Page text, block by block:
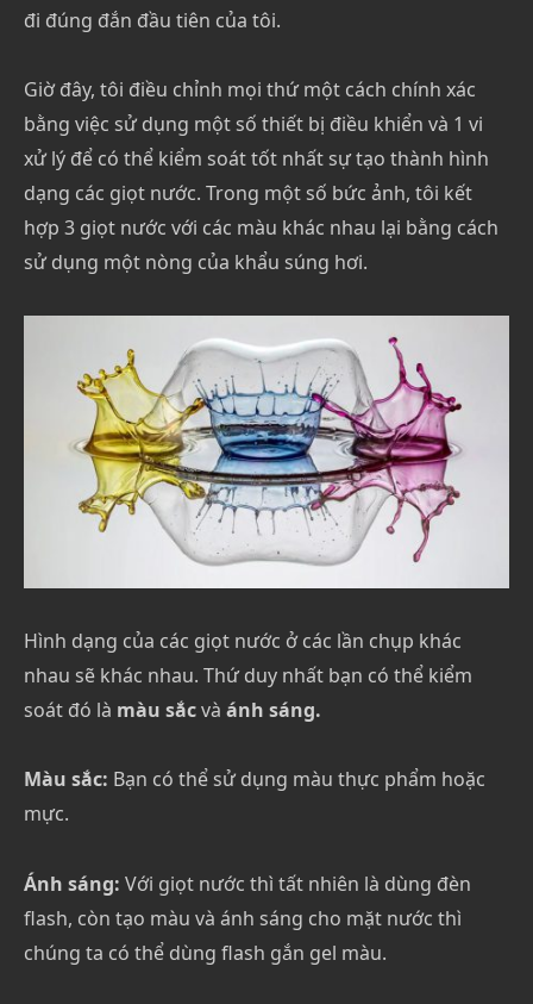
đi đúng đắn đầu tiên của tôi.
Giờ đây, tôi điều chỉnh mọi thứ một cách chính xác
bằng việc sử dụng một số thiết bị điều khiển và 1 vi
xử lý để có thể kiểm soát tốt nhất sự tạo thành hình
dạng các giọt nước. Trong một số bức ảnh, tôi kết
hợp 3 giọt nước với các màu khác nhau lại bằng cách
sử dụng một nòng của khẩu súng hơi.
Hình dạng của các giọt nước ở các lần chụp khác
nhau sẽ khác nhau. Thứ duy nhất bạn có thể kiểm
soát đó là màu sắcvà ánh sáng.
Màu sắc: Bạn có thể sử dụng màu thực phẩm hoặc
mực.
Ánh sáng: Với giọt nước thì tất nhiên là dùng đèn
flash, còn tạo màu và ánh sáng cho mặt nước thì
chúng ta có thể dùng flash gắn gel màu.